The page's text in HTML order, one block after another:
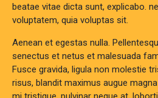
beatae vitae dicta sunt, explicabo.
voluptatem, quia voluptas sit.
Aenean et egestas nulla.
senectus et netus et malesuada
Fusce gravida, ligula non molestie
risus, blandit maximus augue